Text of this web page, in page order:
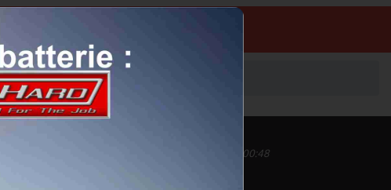
Informations mises à jour le 10/08/2022 à 00:48